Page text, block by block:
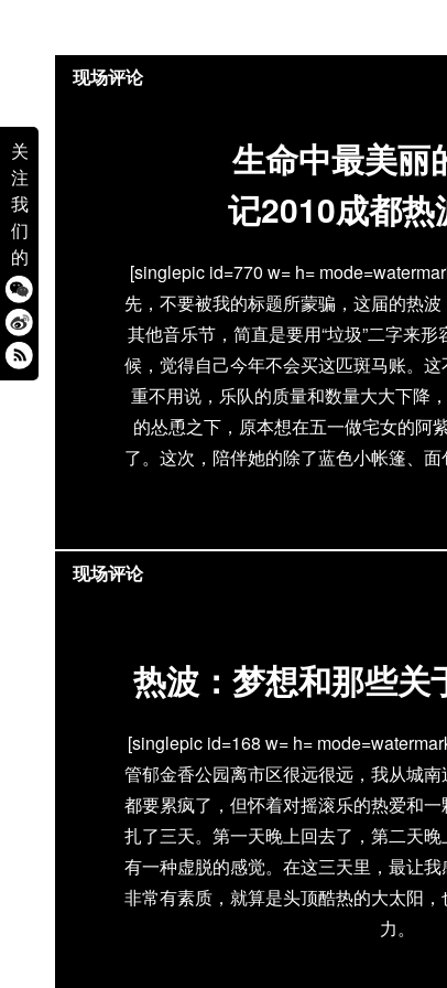
关
注
我
们
的
生命中最美丽
记2010成都热
[singlepic id=770 w= h=
先，不要被我的标题所蒙骗，这届的热
其他音乐节，简直是要用“垃圾”二字来
候，觉得自己今年不会买这匹斑马账。
重不用说，乐队的质量和数量大大下降
的怂恿之下，原本想在五一做宅女的阿
了。这次，陪伴她的除了蓝色小帐篷、
现场评论
热波：梦想和那些关
[singlepic id=168 w= h=
管郁金香公园离市区很远很远，我从城南
都要累疯了，但怀着对摇滚乐的热爱和
扎了三天。第一天晚上回去了，第二天
有一种虚脱的感觉。在这三天里，最让
非常有素质，就算是头顶酷热的大太阳
力。
现场评论